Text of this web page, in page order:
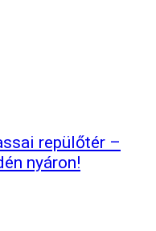
repülőtér –
nyáron!